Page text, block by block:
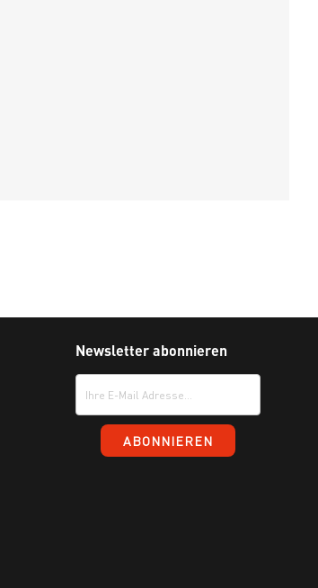
Newsletter abonnieren